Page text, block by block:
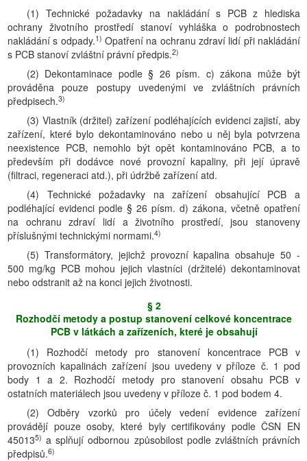
(1) Technické požadavky na nakládání s PCB z hlediska
ochrany životního prostředí stanoví vyhláška o podrobnostech
nakládání s odpady.1) Opatření na ochranu zdraví lidí při nakládání
s PCB stanoví zvláštní právní předpis.2)
(2) Dekontaminace podle § 26 písm. c) zákona může být
prováděna pouze postupy uvedenými ve zvláštních právních
předpisech.3)
(3) Vlastník (držitel) zařízení podléhajících evidenci zajistí, aby
zařízení, které bylo dekontaminováno nebo u něj byla potvrzena
neexistence PCB, nemohlo být opět kontaminováno PCB, a to
především při dodávce nové provozní kapaliny, při její úpravě
(filtraci, regeneraci atd.), při údržbě zařízení atd.
(4) Technické požadavky na zařízení obsahující PCB a
podléhající evidenci podle § 26 písm. d) zákona, včetně opatření
na ochranu zdraví lidí a životního prostředí, jsou stanoveny
příslušnými technickými normami.4)
(5) Transformátory, jejichž provozní kapalina obsahuje 50 -
500 mg/kg PCB mohou jejich vlastníci (držitelé) dekontaminovat
nebo odstranit až na konci jejich životnosti.
§ 2
Rozhodčí metody a postup stanovení celkové koncentrace
PCB v látkách a zařízeních, které je obsahují
(1) Rozhodčí metody pro stanovení koncentrace PCB v
provozních kapalinách zařízení jsou uvedeny v příloze č. 1 pod
body 1 a 2. Rozhodčí metody pro stanovení obsahu PCB v
ostatních materiálech jsou uvedeny v příloze č. 1 pod bodem 4.
(2) Odběry vzorků pro účely vedení evidence zařízení
provádějí pouze osoby, které byly certifikovány podle ČSN EN
450135) a splňují odbornou způsobilost podle zvláštních právních
předpisů.6)